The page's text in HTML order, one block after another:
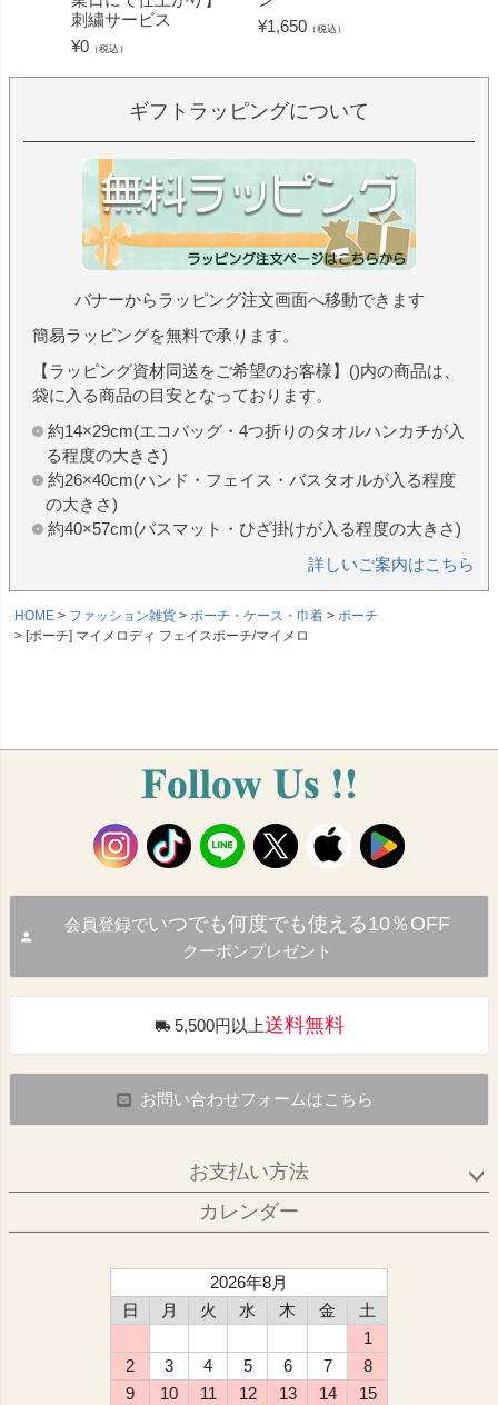
刺繍サービス
¥0 （税込）
¥1,650 （税込）
ギフトラッピングについて
バナーからラッピング注文画面へ移動できます
簡易ラッピングを無料で承ります。
【ラッピング資材同送をご希望のお客様】()内の商品は、
袋に入る商品の目安となっております。
約14×29cm(エコバッグ・4つ折りのタオルハンカチが入
る程度の大きさ)
約26×40cm(ハンド・フェイス・バスタオルが入る程度
の大きさ)
約40×57cm(バスマット・ひざ掛けが入る程度の大きさ)
詳しいご案内はこちら
HOME ファッション雑貨 ポーチ・ケース・巾着
ポーチ
[ポーチ] マイメロディ フェイスポーチ/マイメロ
会員登録でいつでも何度でも使える10％OFF
クーポンプレゼント
5,500円以上送料無料
お問い合わせフォームはこちら
お支払い方法
カレンダー
2026年8月
日
月 火 水 木 金
土
1
2
3 4 5 6 7
8
9
10 11 12 13 14
15